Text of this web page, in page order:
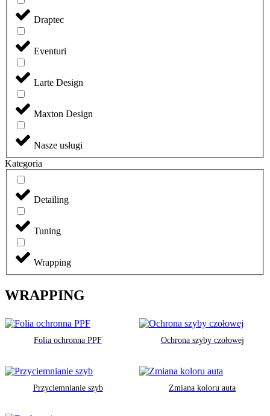
Draptec
Eventuri
Larte Design
Maxton Design
Nasze usługi
Kategoria
Detailing
Tuning
Wrapping
WRAPPING
Folia ochronna PPF Ochrona szyby czołowej
Przyciemnianie szyb Zmiana koloru auta